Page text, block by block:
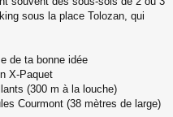
sous la place Tolozan, qui
de ta bonne idée
X-Paquet
(300 m à la louche)
Courmont (38 mètres de large)